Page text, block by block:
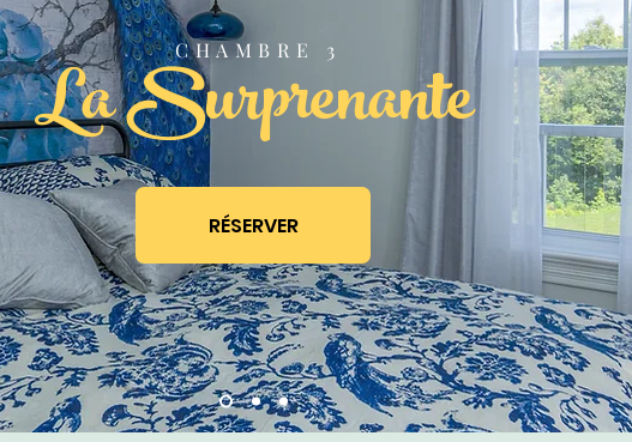
CHAMBRE 3
La Surprenante
RÉSERVER